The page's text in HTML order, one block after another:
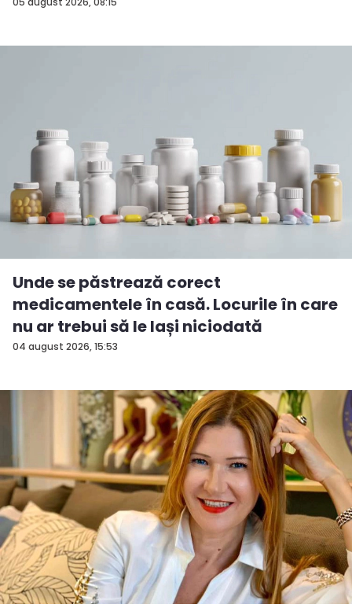
04 august 2026, 15:53
Unde se păstrează corect
medicamentele în casă. Locurile în care
nu ar trebui să le lași niciodată